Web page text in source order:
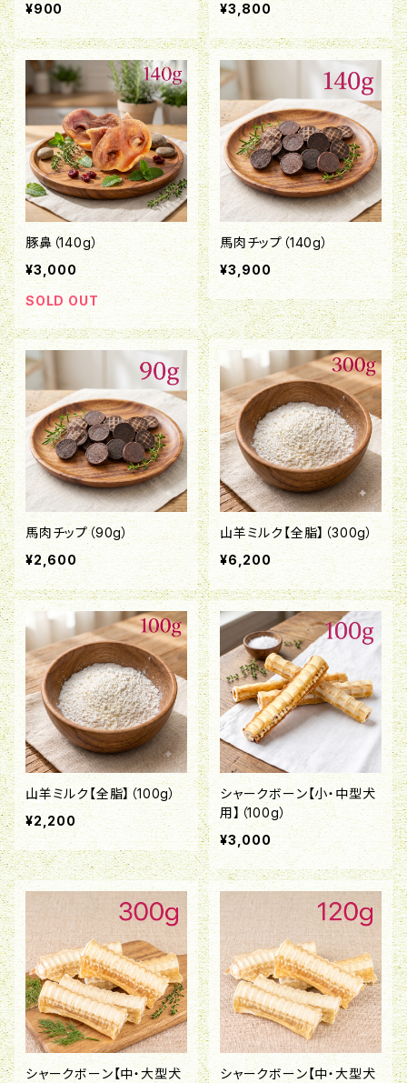
¥900
¥3,800
豚鼻（140g）
¥3,000
SOLD OUT
馬肉チップ（140g）
¥3,900
馬肉チップ（90g）
¥2,600
山羊ミルク【全脂】（300g）
¥6,200
山羊ミルク【全脂】（100g）
¥2,200
シャークボーン【小・中型犬
用】（100g）
¥3,000
シャークボーン【中・大型犬
シャークボーン【中・大型犬